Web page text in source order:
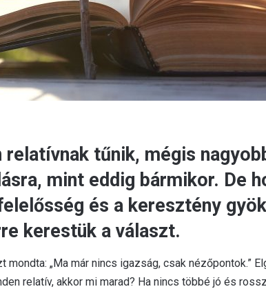
relatívnak tűnik, mégis
mint eddig bármikor. De
és a keresztény
kerestük a választ.
„Ma már nincs igazság, csak nézőpontok.”
relatív, akkor mi marad? Ha nincs többé jó és